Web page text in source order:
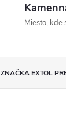
Miesto, kde
ZNAČKA EXTOL